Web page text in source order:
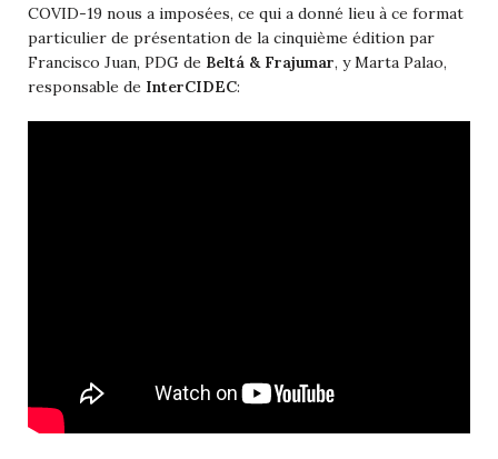
COVID-19 nous a imposées, ce qui a donné lieu à ce format
particulier de présentation de la cinquième édition par
Francisco Juan, PDG de Beltá & Frajumar, y Marta Palao,
responsable de InterCIDEC: